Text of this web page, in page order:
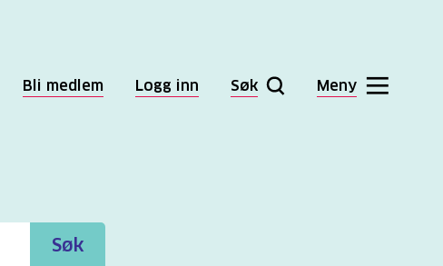
Bli medlem Logg inn Søk Meny
Søk